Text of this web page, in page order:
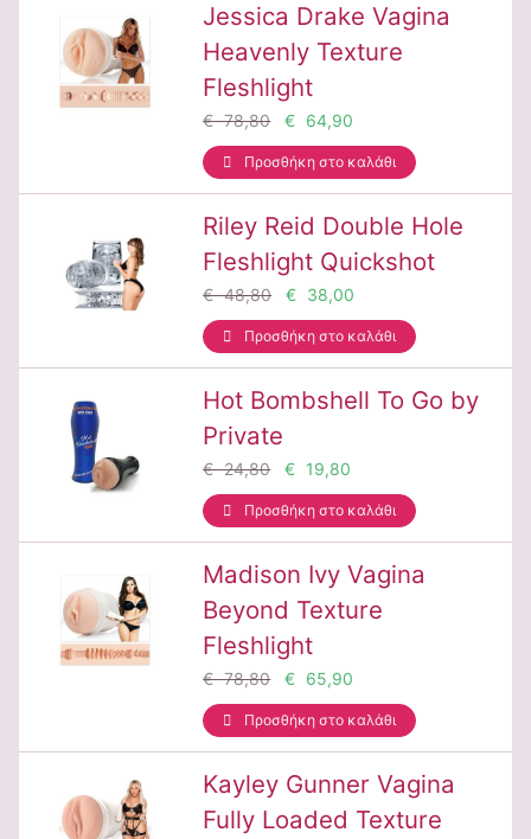
Jessica Drake Vagina
Heavenly Texture
Fleshlight
€ 78,80 € 64,90
Προσθήκη στο καλάθι
Riley Reid Double Hole
Fleshlight Quickshot
€ 48,80 € 38,00
Προσθήκη στο καλάθι
Hot Bombshell To Go by
Private
€ 24,80 € 19,80
Προσθήκη στο καλάθι
Madison Ivy Vagina
Beyond Texture
Fleshlight
€ 78,80 € 65,90
Προσθήκη στο καλάθι
Kayley Gunner Vagina
Fully Loaded Texture